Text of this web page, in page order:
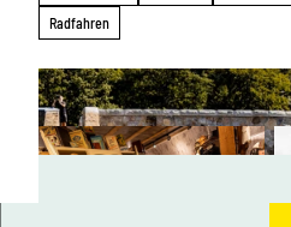
Radfahren